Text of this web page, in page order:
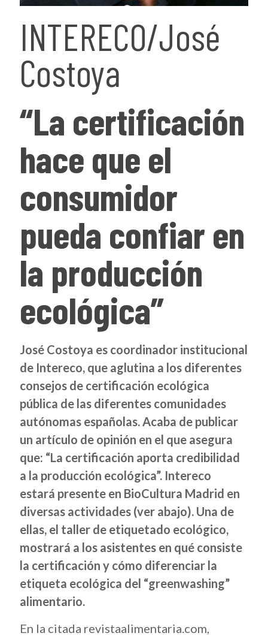
INTERECO/José
Costoya
“La certificación
hace que el
consumidor
pueda confiar en
la producción
ecológica”
José Costoya es coordinador institucional
de Intereco, que aglutina a los diferentes
consejos de certificación ecológica
pública de las diferentes comunidades
autónomas españolas. Acaba de publicar
un artículo de opinión en el que asegura
que: “La certificación aporta credibilidad
a la producción ecológica”. Intereco
estará presente en BioCultura Madrid en
diversas actividades (ver abajo). Una de
ellas, el taller de etiquetado ecológico,
mostrará a los asistentes en qué consiste
la certificación y cómo diferenciar la
etiqueta ecológica del “greenwashing”
alimentario.
En la citada revistaalimentaria.com,